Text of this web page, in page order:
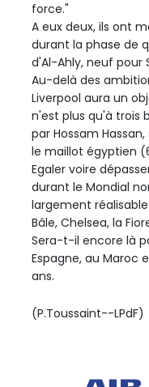
force."
A eux deux, ils ont
durant la phase de
d'Al-Ahly, neuf pour
Au-delà des
Liverpool aura un
n'est plus qu'à trois
par Hossam
le maillot égyptien
Egaler voire
durant le Mondial
largement
Bâle, Chelsea, la
Sera-t-il encore là
Espagne, au Maroc
ans.
(P.Toussaint--LPdF)